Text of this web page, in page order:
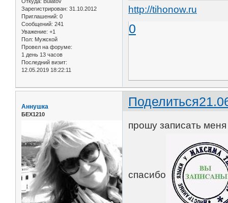
Зарегистрирован: 31.10.2012
Приглашений: 0
Сообщений: 241
Уважение: +1
Пол: Мужской
Провел на форуме:
1 день 13 часов
Последний визит:
12.05.2019 18:22:11
http://tihonow.ru
0
Поделиться
Аннушка
БЕХ1210
прошу записать
спасибо